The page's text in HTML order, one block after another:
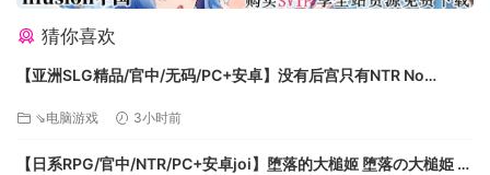
改） 19、傲天门长老的购买花瓣任务已在皇城增加卖花瓣的小
女孩（已修改） 20、望月阁第二个迷宫跳跃报错（已修改）
21、城主府和琉璃村各有一个NPC不能屠杀（已修改） 22、血
（已修改）
猜你喜欢
【亚洲SLG精品/官中/无码/PC+安卓】没有后宫只有NTR No
⇘电脑游戏 3小时前
【日系RPG/官中/NTR/PC+安卓joi】堕落的大槌姬 堕落の大槌姫 官